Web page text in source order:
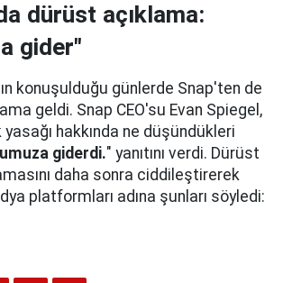
dürüst açıklama:
gider"
konuşulduğu günlerde Snap'ten de
geldi. Snap CEO'su Evan Spiegel,
hakkında ne düşündükleri
giderdi." yanıtını verdi. Dürüst
daha sonra ciddileştirerek
platformları adına şunları söyledi: